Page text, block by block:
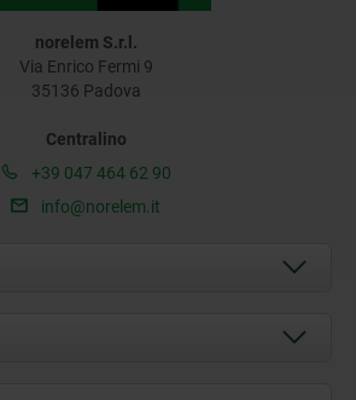
norelem S.r.l.
Via Enrico Fermi 9
35136 Padova
Centralino
+39 047 464 62 90
info@norelem.it